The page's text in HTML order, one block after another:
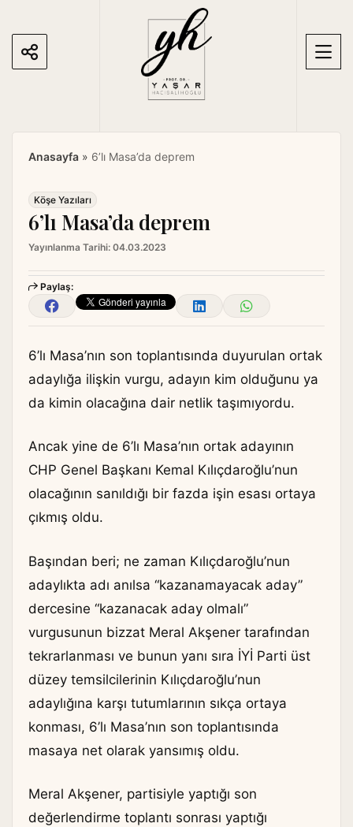
Anasayfa » 6’lı Masa’da deprem
Köşe Yazıları
6’lı Masa’da deprem
Yayınlanma Tarihi: 04.03.2023
Paylaş:
6’lı Masa’nın son toplantısında duyurulan ortak
adaylığa ilişkin vurgu, adayın kim olduğunu ya
da kimin olacağına dair netlik taşımıyordu.
Ancak yine de 6’lı Masa’nın ortak adayının
CHP Genel Başkanı Kemal Kılıçdaroğlu’nun
olacağının sanıldığı bir fazda işin esası ortaya
çıkmış oldu.
Başından beri; ne zaman Kılıçdaroğlu’nun
adaylıkta adı anılsa “kazanamayacak aday”
dercesine “kazanacak aday olmalı”
vurgusunun bizzat Meral Akşener tarafından
tekrarlanması ve bunun yanı sıra İYİ Parti üst
düzey temsilcilerinin Kılıçdaroğlu’nun
adaylığına karşı tutumlarının sıkça ortaya
konması, 6’lı Masa’nın son toplantısında
masaya net olarak yansımış oldu.
Meral Akşener, partisiyle yaptığı son
değerlendirme toplantı sonrası yaptığı